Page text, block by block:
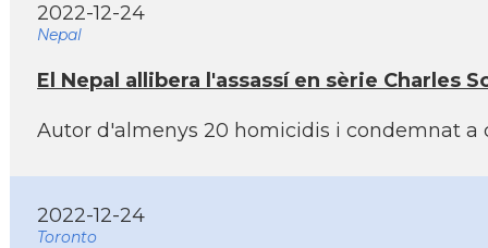
2022-12-24
Nepal
El Nepal allibera l'assassí­ en sèrie Charles
Autor d'almenys 20 homicidis i condemnat a
2022-12-24
Toronto